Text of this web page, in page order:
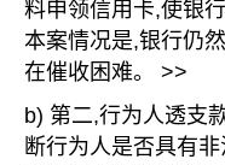
料申领信用卡,使银
本案情况是,银行仍
在催收困难。 >>
b) 第二,行为人透支
断行为人是否具有